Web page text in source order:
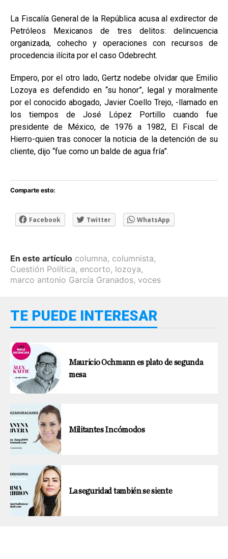
La Fiscalía General de la República acusa al exdirector de
Petróleos Mexicanos de tres delitos: delincuencia
organizada, cohecho y operaciones con recursos de
procedencia ilícita por el caso Odebrecht.
Empero, por el otro lado, Gertz nodebe olvidar que Emilio
Lozoya es defendido en “su honor”, legal y moralmente
por el conocido abogado, Javier Coello Trejo, -llamado en
los tiempos de José López Portillo cuando fue
presidente de México, de 1976 a 1982, El Fiscal de
Hierro-quien tras conocer la noticia de la detención de su
cliente, dijo “fue como un balde de agua fría”.
Comparte esto:
Facebook Twitter WhatsApp
En este artículo columna, columnista,
Cuestión Política, encorto, lozoya,
marco antonio García Granados, voces
TE PUEDE INTERESAR
Mauricio Ochmann es plato de segunda
mesa
Militantes Incómodos
La seguridad también se siente